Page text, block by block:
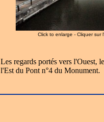
Click to enlarge - Cliquer sur
Les regards portés vers l'Ouest,
l'Est du Pont n°4 du Monument.